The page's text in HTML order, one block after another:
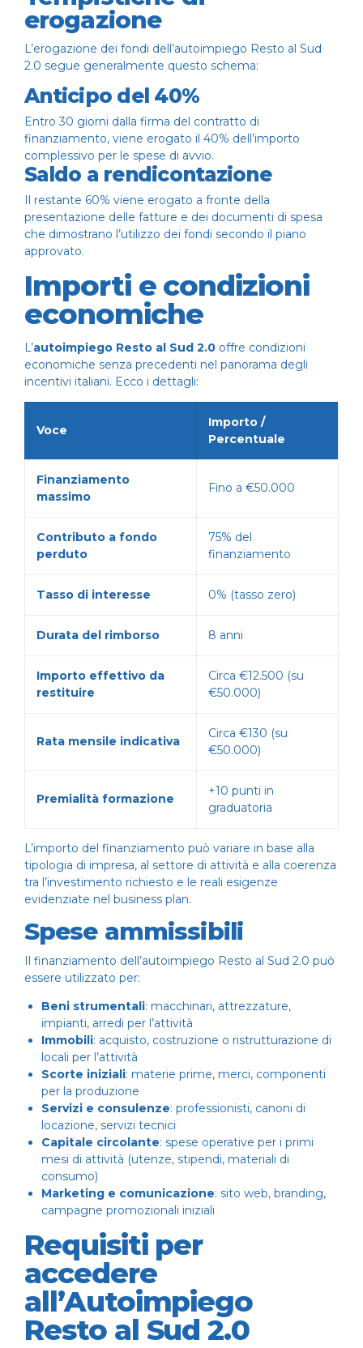
erogazione
L’erogazione dei fondi dell’autoimpiego Resto al Sud
2.0 segue generalmente questo schema:
Anticipo del 40%
Entro 30 giorni dalla firma del contratto di
finanziamento, viene erogato il 40% dell’importo
complessivo per le spese di avvio.
Saldo a rendicontazione
Il restante 60% viene erogato a fronte della
presentazione delle fatture e dei documenti di spesa
che dimostrano l’utilizzo dei fondi secondo il piano
approvato.
Importi e condizioni
economiche
L’autoimpiego Resto al Sud 2.0 offre condizioni
economiche senza precedenti nel panorama degli
incentivi italiani. Ecco i dettagli:
Voce
Importo /
Percentuale
Finanziamento
massimo
Fino a €50.000
Contributo a fondo
perduto
75% del
finanziamento
Tasso di interesse 0% (tasso zero)
Durata del rimborso 8 anni
Importo effettivo da
restituire
Circa €12.500 (su
€50.000)
Rata mensile indicativa
Circa €130 (su
€50.000)
Premialità formazione
+10 punti in
graduatoria
L’importo del finanziamento può variare in base alla
tipologia di impresa, al settore di attività e alla coerenza
tra l’investimento richiesto e le reali esigenze
evidenziate nel business plan.
Spese ammissibili
Il finanziamento dell’autoimpiego Resto al Sud 2.0 può
essere utilizzato per:
Beni strumentali: macchinari, attrezzature,
impianti, arredi per l’attività
Immobili: acquisto, costruzione o ristrutturazione di
locali per l’attività
Scorte iniziali: materie prime, merci, componenti
per la produzione
Servizi e consulenze: professionisti, canoni di
locazione, servizi tecnici
Capitale circolante: spese operative per i primi
mesi di attività (utenze, stipendi, materiali di
consumo)
Marketing e comunicazione: sito web, branding,
campagne promozionali iniziali
Requisiti per
accedere
all’Autoimpiego
Resto al Sud 2.0